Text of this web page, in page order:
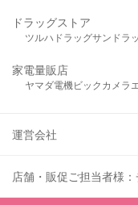
ドラッグストア
ツルハドラッグサンドラ
家電量販店
ヤマダ電機ビックカメラ
運営会社
店舗・販促ご担当者様